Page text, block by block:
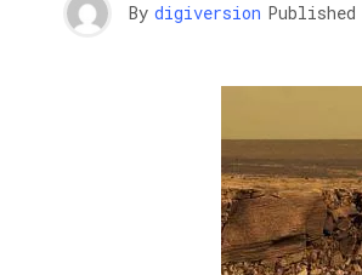
By digiversion Published